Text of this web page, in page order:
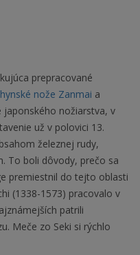
prepracované
nože Zanmai a
japonského nožiarstva, v
už v polovici 13.
železnej rudy,
To boli dôvody, prečo sa
premiestnil do tejto oblasti
(1338-1573) pracovalo v
patrili
Meče zo Seki si rýchlo